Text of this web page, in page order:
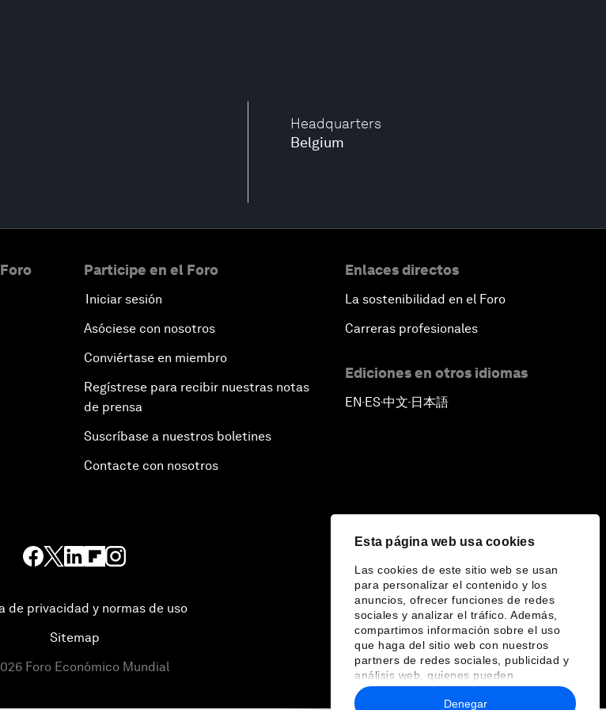
Esta página web usa cookies
Las cookies de este sitio web se usan
para personalizar el contenido y los
anuncios, ofrecer funciones de redes
sociales y analizar el tráfico. Además,
compartimos información sobre el uso
que haga del sitio web con nuestros
partners de redes sociales, publicidad y
análisis web, quienes pueden
combinarla con otra información que les
haya proporcionado o que hayan
Denegar
Headquarters
Belgium
Participe en el Foro
Iniciar sesión
Asóciese con nosotros
Conviértase en miembro
Regístrese para recibir nuestras notas
de prensa
Suscríbase a nuestros boletines
Contacte con nosotros
Enlaces directos
La sostenibilidad en el Foro
Carreras profesionales
Ediciones en otros idiomas
EN▪ES▪中文▪ 日本語
de privacidad y normas de uso
Sitemap
Foro Económico Mundial